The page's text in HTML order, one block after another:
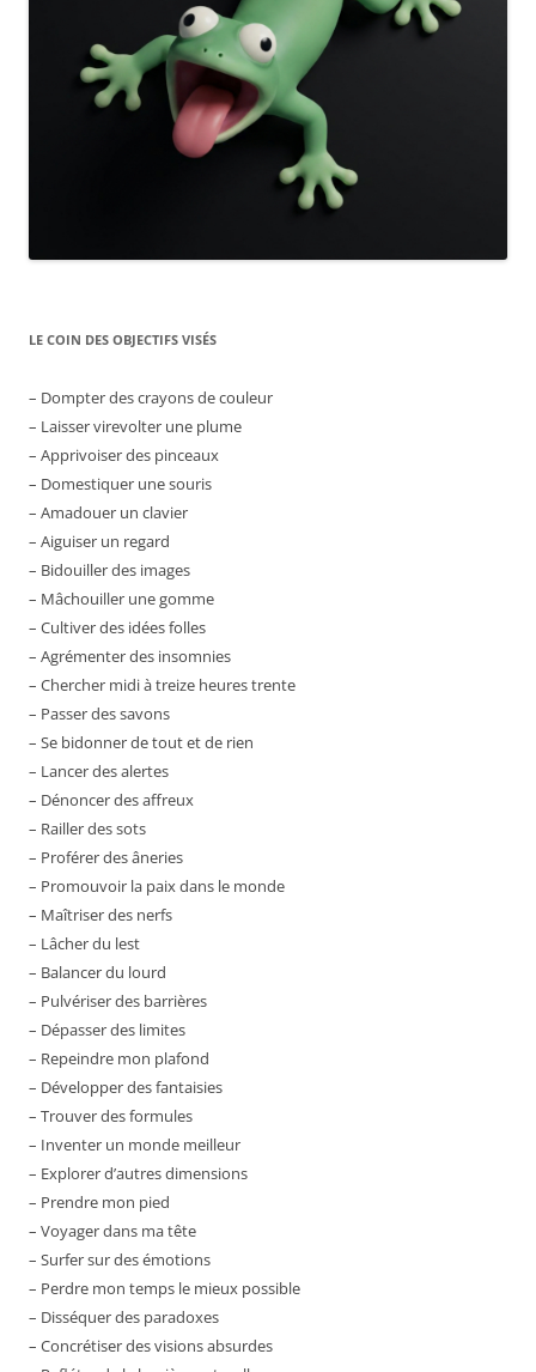
LE COIN DES OBJECTIFS VISÉS
– Dompter des crayons de couleur
– Laisser virevolter une plume
– Apprivoiser des pinceaux
– Domestiquer une souris
– Amadouer un clavier
– Aiguiser un regard
– Bidouiller des images
– Mâchouiller une gomme
– Cultiver des idées folles
– Agrémenter des insomnies
– Chercher midi à treize heures trente
– Passer des savons
– Se bidonner de tout et de rien
– Lancer des alertes
– Dénoncer des affreux
– Railler des sots
– Proférer des âneries
– Promouvoir la paix dans le monde
– Maîtriser des nerfs
– Lâcher du lest
– Balancer du lourd
– Pulvériser des barrières
– Dépasser des limites
– Repeindre mon plafond
– Développer des fantaisies
– Trouver des formules
– Inventer un monde meilleur
– Explorer d’autres dimensions
– Prendre mon pied
– Voyager dans ma tête
– Surfer sur des émotions
– Perdre mon temps le mieux possible
– Disséquer des paradoxes
– Concrétiser des visions absurdes